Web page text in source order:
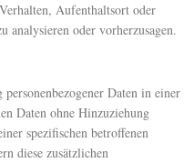
Aufenthaltsort oder
analysieren oder vorherzusagen.
Daten in einer
Daten ohne Hinzuziehung
spezifischen betroffenen
diese zusätzlichen